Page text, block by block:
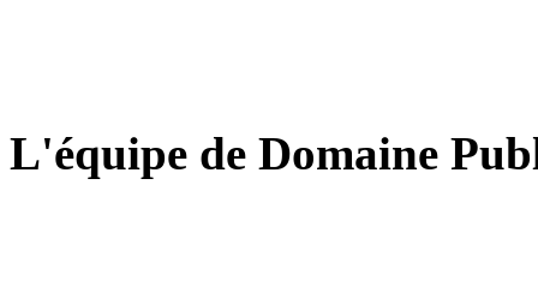
L'équipe de Domaine